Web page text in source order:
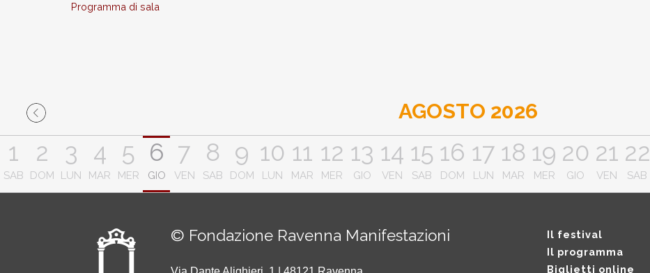
Programma di sala
AGOSTO 2026
1
SAB
2
DOM
3
LUN
4
MAR
5
MER
6
GIO
7
VEN
8
SAB
9
DOM
10
LUN
11
MAR
12
MER
13
GIO
14
VEN
15
SAB
16
DOM
17
LUN
18
MAR
19
MER
20
GIO
21
VEN
22
SAB
© Fondazione Ravenna Manifestazioni
Il festival
Il programma
Biglietti online